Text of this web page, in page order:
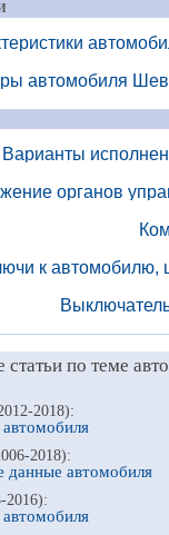
автомобиля
Варианты
органов
к автомобилю,
по теме
2018):
2018):
автомобиля
2016):